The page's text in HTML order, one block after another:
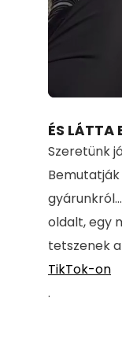
ÉS LÁTTA
Szeretünk
oldalt, egy
tetszenek
TikTok-on
.